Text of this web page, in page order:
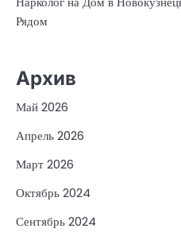
Рядом
Архив
Май 2026
Апрель 2026
Март 2026
Октябрь 2024
Сентябрь 2024